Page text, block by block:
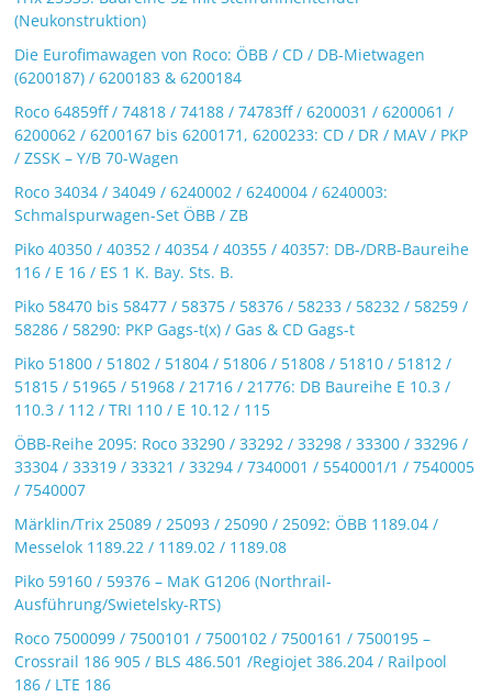
(Neukonstruktion)
Die Eurofimawagen von Roco: ÖBB / CD / DB-Mietwagen
(6200187) / 6200183 & 6200184
Roco 64859ff / 74818 / 74188 / 74783ff / 6200031 / 6200061 /
6200062 / 6200167 bis 6200171, 6200233: CD / DR / MAV / PKP
/ ZSSK – Y/B 70-Wagen
Roco 34034 / 34049 / 6240002 / 6240004 / 6240003:
Schmalspurwagen-Set ÖBB / ZB
Piko 40350 / 40352 / 40354 / 40355 / 40357: DB-/DRB-Baureihe
116 / E 16 / ES 1 K. Bay. Sts. B.
Piko 58470 bis 58477 / 58375 / 58376 / 58233 / 58232 / 58259 /
58286 / 58290: PKP Gags-t(x) / Gas & CD Gags-t
Piko 51800 / 51802 / 51804 / 51806 / 51808 / 51810 / 51812 /
51815 / 51965 / 51968 / 21716 / 21776: DB Baureihe E 10.3 /
110.3 / 112 / TRI 110 / E 10.12 / 115
ÖBB-Reihe 2095: Roco 33290 / 33292 / 33298 / 33300 / 33296 /
33304 / 33319 / 33321 / 33294 / 7340001 / 5540001/1 / 7540005
/ 7540007
Märklin/Trix 25089 / 25093 / 25090 / 25092: ÖBB 1189.04 /
Messelok 1189.22 / 1189.02 / 1189.08
Piko 59160 / 59376 – MaK G1206 (Northrail-
Ausführung/Swietelsky-RTS)
Roco 7500099 / 7500101 / 7500102 / 7500161 / 7500195 –
Crossrail 186 905 / BLS 486.501 /Regiojet 386.204 / Railpool
186 / LTE 186